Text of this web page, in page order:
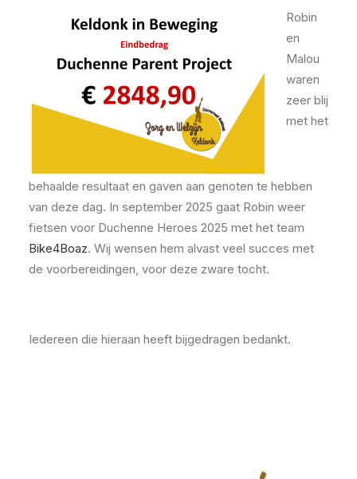
Robin
en
Malou
waren
zeer blij
met het
behaalde resultaat en gaven aan genoten te hebben
van deze dag. In september 2025 gaat Robin weer
fietsen voor Duchenne Heroes 2025 met het team
Bike4Boaz. Wij wensen hem alvast veel succes met
de voorbereidingen, voor deze zware tocht.
Iedereen die hieraan heeft bijgedragen bedankt.